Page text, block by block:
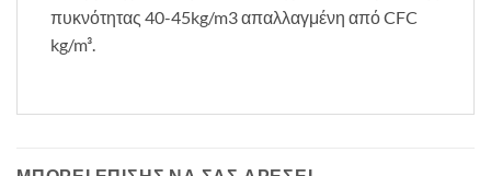
πυκνότητας 40-45kg/m3 απαλλαγμένη από CFC
kg/m³.